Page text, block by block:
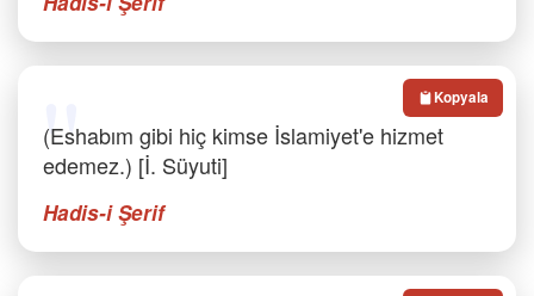
(Eshabım gibi hiç kimse İslamiyet'e hizmet
edemez.) [İ. Süyuti]
Hadis-i Şerif
Kopyala